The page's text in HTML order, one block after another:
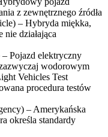
z zewnętrznego źródła
– Hybryda miękka,
działająca
Pojazd elektryczny
wodorowym
Vehicles Test
procedura testów
– Amerykańska
określa standardy